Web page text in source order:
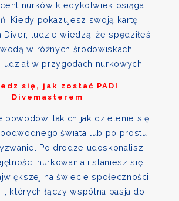
nurków kiedykolwiek osiąga
Kiedy pokazujesz swoją kartę
Diver, ludzie wiedzą, że spędziłeś
w różnych środowiskach i
udział w przygodach nurkowych.
się, jak zostać PADI
Divemasterem
powodów, takich jak dzielenie się
podwodnego świata lub po prostu
Po drodze udoskonalisz
nurkowania i staniesz się
na świecie społeczności
, których łączy wspólna pasja do